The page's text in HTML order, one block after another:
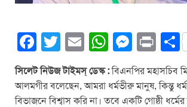
F
a
c
e
T
wi
tt
er
E
ail
W
h
at
s
M
e
ss
e
Pr
in
t
S
h
সিলেট নিউজ টাইমস্ ডেস্ক :বিএনপির মহাসচিব
আলমগীর বলেছেন, আমরা ধর্মভীরু মানুষ, কিন্তু ধর্ম
বিভাজনে বিশ্বাস করি না। তবে একটি গোষ্ঠী